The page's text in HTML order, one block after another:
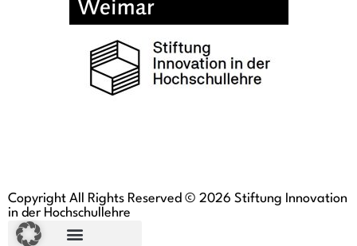
Copyright All Rights Reserved © 2026 Stiftung Innovation
in der Hochschullehre